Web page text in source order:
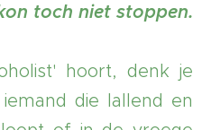
toch niet stoppen.
hoort, denk je
die lallend en